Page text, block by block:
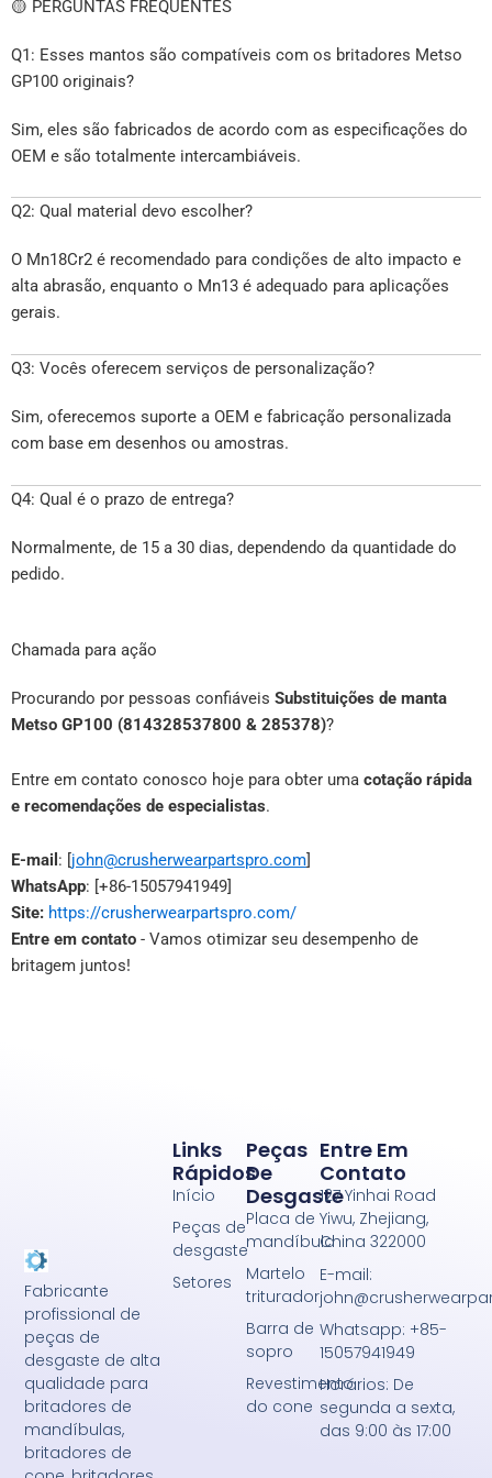
🟡 PERGUNTAS FREQUENTES
Q1: Esses mantos são compatíveis com os britadores Metso
GP100 originais?
Sim, eles são fabricados de acordo com as especificações do
OEM e são totalmente intercambiáveis.
Q2: Qual material devo escolher?
O Mn18Cr2 é recomendado para condições de alto impacto e
alta abrasão, enquanto o Mn13 é adequado para aplicações
gerais.
Q3: Vocês oferecem serviços de personalização?
Sim, oferecemos suporte a OEM e fabricação personalizada
com base em desenhos ou amostras.
Q4: Qual é o prazo de entrega?
Normalmente, de 15 a 30 dias, dependendo da quantidade do
pedido.
Chamada para ação
Procurando por pessoas confiáveis Substituições de manta
Metso GP100 (814328537800 & 285378)?
Entre em contato conosco hoje para obter uma cotação rápida
e recomendações de especialistas.
E-mail : [john@crusherwearpartspro.com]
WhatsApp: [+86-15057941949]
Site: https://crusherwearpartspro.com/
Entre em contato - Vamos otimizar seu desempenho de
britagem juntos!
Fabricante
profissional de
peças de
desgaste de alta
qualidade para
britadores de
mandíbulas,
britadores de
Peças
De
Desgaste
Placa de
mandíbula
Martelo
triturador
Barra de
sopro
Revestimento
do cone
Links
Rápidos
Início
Peças de
desgaste
Setores
Entre Em
Contato
127 Yinhai Road
Yiwu, Zhejiang,
China 322000
E-mail:
Whatsapp: +85-
15057941949
Horários: De
segunda a sexta,
das 9:00 às 17:00